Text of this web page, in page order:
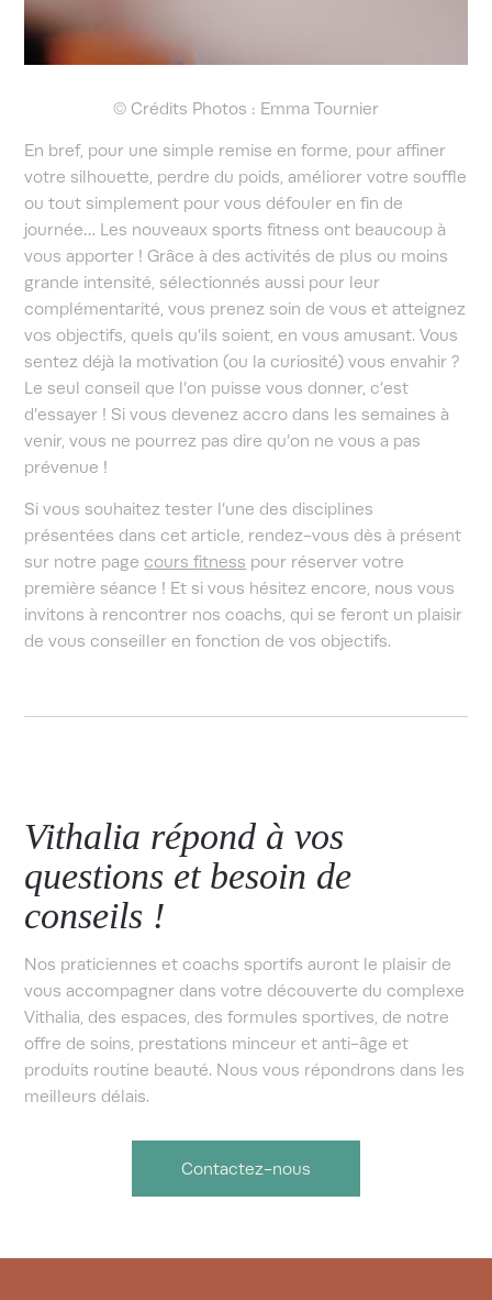
© Crédits Photos : Emma Tournier
En bref, pour une simple remise en forme, pour affiner
votre silhouette, perdre du poids, améliorer votre souffle
ou tout simplement pour vous défouler en fin de
journée… Les nouveaux sports fitness ont beaucoup à
vous apporter ! Grâce à des activités de plus ou moins
grande intensité, sélectionnés aussi pour leur
complémentarité, vous prenez soin de vous et atteignez
vos objectifs, quels qu’ils soient, en vous amusant. Vous
sentez déjà la motivation (ou la curiosité) vous envahir ?
Le seul conseil que l’on puisse vous donner, c’est
d’essayer ! Si vous devenez accro dans les semaines à
venir, vous ne pourrez pas dire qu’on ne vous a pas
prévenue !
Si vous souhaitez tester l’une des disciplines
présentées dans cet article, rendez-vous dès à présent
sur notre page cours fitness pour réserver votre
première séance ! Et si vous hésitez encore, nous vous
invitons à rencontrer nos coachs, qui se feront un plaisir
de vous conseiller en fonction de vos objectifs.
Vithalia répond à vos
questions et besoin de
conseils !
Nos praticiennes et coachs sportifs auront le plaisir de
vous accompagner dans votre découverte du complexe
Vithalia, des espaces, des formules sportives, de notre
offre de soins, prestations minceur et anti-âge et
produits routine beauté. Nous vous répondrons dans les
meilleurs délais.
Contactez-nous